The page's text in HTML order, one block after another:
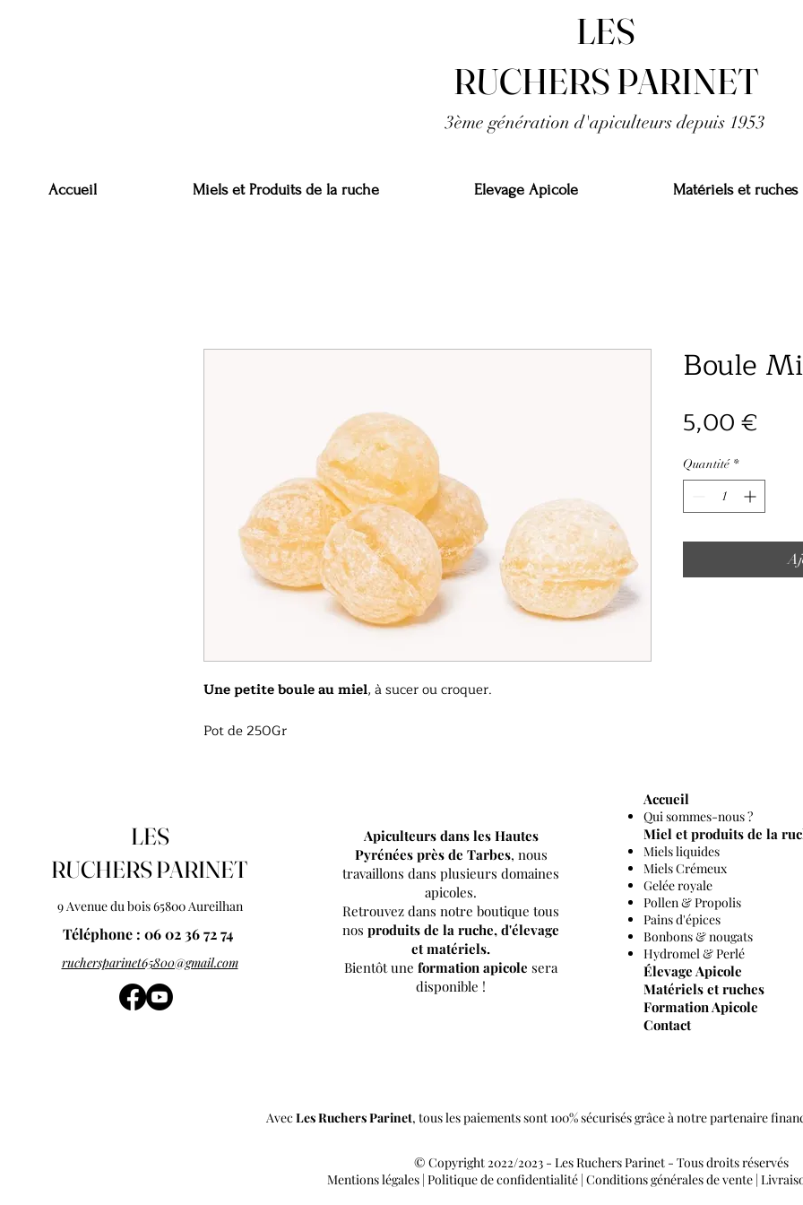
LES
RUCHERS PARINET
3ème génération d'apiculteurs depuis 1953
Accueil Miels et Produits de la ruche Elevage Apicole Matériels et ruches
Une petite boule au miel, à sucer ou croquer.
Pot de 250Gr
Boule
5,00 €
Quantité *
LES
RUCHERS PARINET
9 Avenue du bois 65800 Aureilhan
Téléphone : 06 02 36 72 74
ruchersparinet65800@gmail.com
Apiculteurs dans les Hautes
Pyrénées près de Tarbes, nous
travaillons dans plusieurs domaines
apicoles.
Retrouvez dans notre boutique tous
nos produits de la ruche, d'élevage
et matériels.
Bientôt une formation apicole sera
disponible !
Accueil
Qui sommes-nous ?
Miel et produits de la
Miels liquides
Miels Crémeux
Gelée royale
Pollen & Propolis
Pains d'épices
Bonbons & nougats
Hydromel & Perlé
Élevage Apicole
Matériels et ruches
Formation Apicole
Contact
AvecLes Ruchers Parinet, tous les paiements sont 100% sécurisés grâce à notre partenaire
© Copyright 2022/2023 - Les Ruchers Parinet - Tous droits réservés
Mentions légales | Politique de confidentialité | Conditions générales de vente |